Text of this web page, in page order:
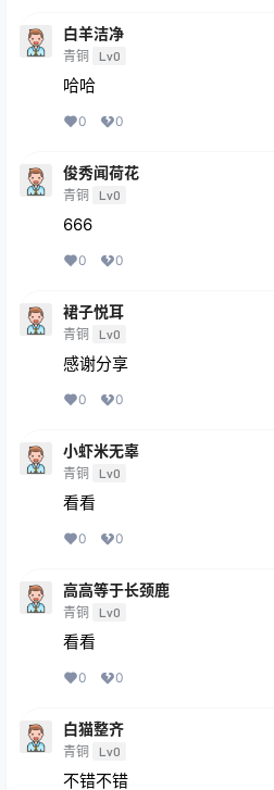
白羊洁净
青铜 Lv0
哈哈
0 0
俊秀闻荷花
青铜 Lv0
666
0 0
裙子悦耳
青铜 Lv0
感谢分享
0 0
小虾米无辜
青铜 Lv0
看看
0 0
高高等于长颈鹿
青铜 Lv0
看看
0 0
白猫整齐
青铜 Lv0
不错不错